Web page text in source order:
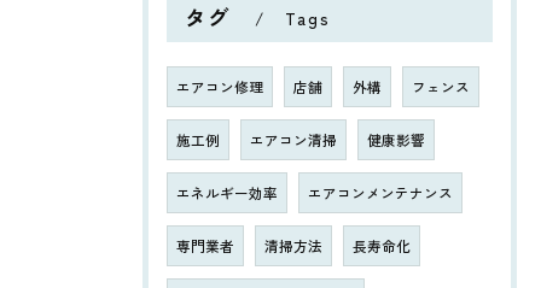
タグ Tags
エアコン修理 店舗 外構 フェンス
施工例 エアコン清掃 健康影響
エネルギー効率 エアコンメンテナンス
専門業者 清掃方法 長寿命化